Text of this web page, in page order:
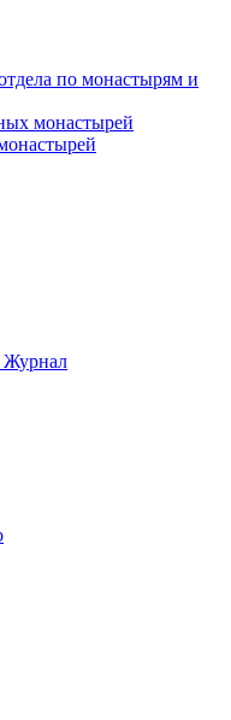
по монастырям и
монастырей
Журнал